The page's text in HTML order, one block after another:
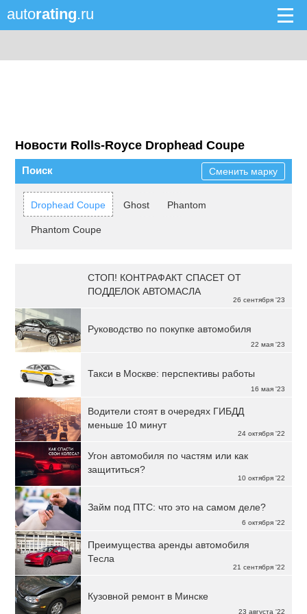
autorating.ru
Новости Rolls-Royce Drophead Coupe
Поиск Сменить марку
Drophead Coupe Ghost Phantom
Phantom Coupe
26 сентября '23
СТОП! КОНТРАФАКТ СПАСЕТ ОТ
ПОДДЕЛОК АВТОМАСЛА
22 мая '23
Руководство по покупке автомобиля
16 мая '23
Такси в Москве: перспективы работы
24 октября '22
Водители стоят в очередях ГИБДД
меньше 10 минут
10 октября '22
Угон автомобиля по частям или как
защититься?
6 октября '22
Займ под ПТС: что это на самом деле?
21 сентября '22
Преимущества аренды автомобиля
Тесла
23 августа '22
Кузовной ремонт в Минске